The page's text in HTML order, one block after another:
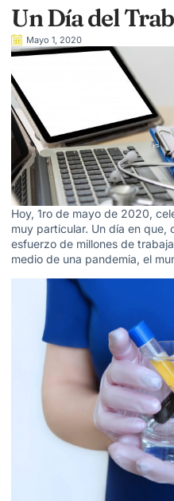
Un Día del
Mayo 1, 2020
Hoy, 1ro de mayo de 2020,
muy particular. Un día en que,
esfuerzo de millones de
medio de una pandemia, el